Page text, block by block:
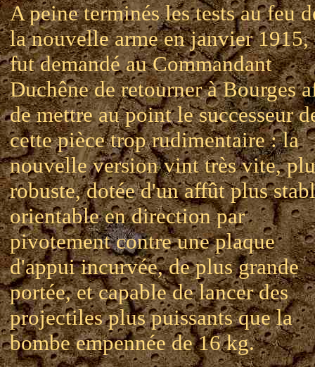
A peine terminés les tests au feu
la nouvelle arme en janvier
fut demandé au Commandant
Duchêne de retourner à Bourges
de mettre au point le successeur
cette pièce trop rudimentaire : la
nouvelle version vint très vite,
robuste, dotée d'un affût plus
orientable en direction par
pivotement contre une plaque
d'appui incurvée, de plus grande
portée, et capable de lancer des
projectiles plus puissants que la
bombe empennée de 16 kg.